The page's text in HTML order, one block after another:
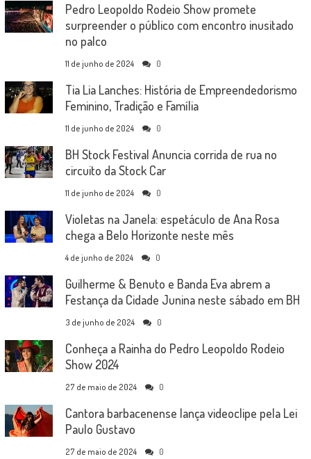
Pedro Leopoldo Rodeio Show promete
surpreender o público com encontro inusitado
no palco
11 de junho de 2024 0
Tia Lia Lanches: História de Empreendedorismo
Feminino, Tradição e Família
11 de junho de 2024 0
BH Stock Festival Anuncia corrida de rua no
circuito da Stock Car
11 de junho de 2024 0
Violetas na Janela: espetáculo de Ana Rosa
chega a Belo Horizonte neste mês
4 de junho de 2024 0
Guilherme & Benuto e Banda Eva abrem a
Festança da Cidade Junina neste sábado em BH
3 de junho de 2024 0
Conheça a Rainha do Pedro Leopoldo Rodeio
Show 2024
27 de maio de 2024 0
Cantora barbacenense lança videoclipe pela Lei
Paulo Gustavo
27 de maio de 2024 0